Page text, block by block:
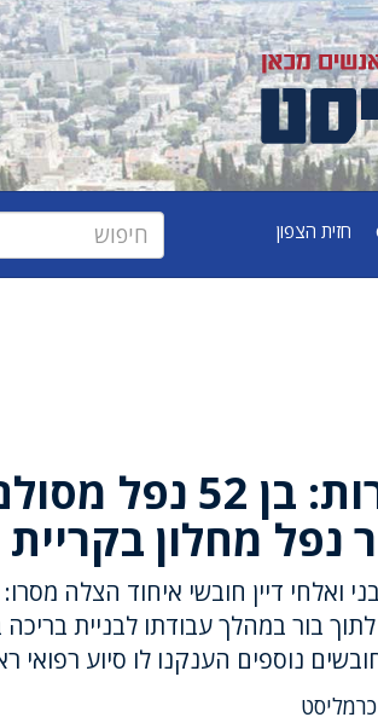
חזית הצפון
זהירות: בן 52
נפל מחלון
ואלחי דיין חובשי איחוד הצלה
בור במהלך עבודתו לבניית
נוספים הענקנו לו סיוע רפואי